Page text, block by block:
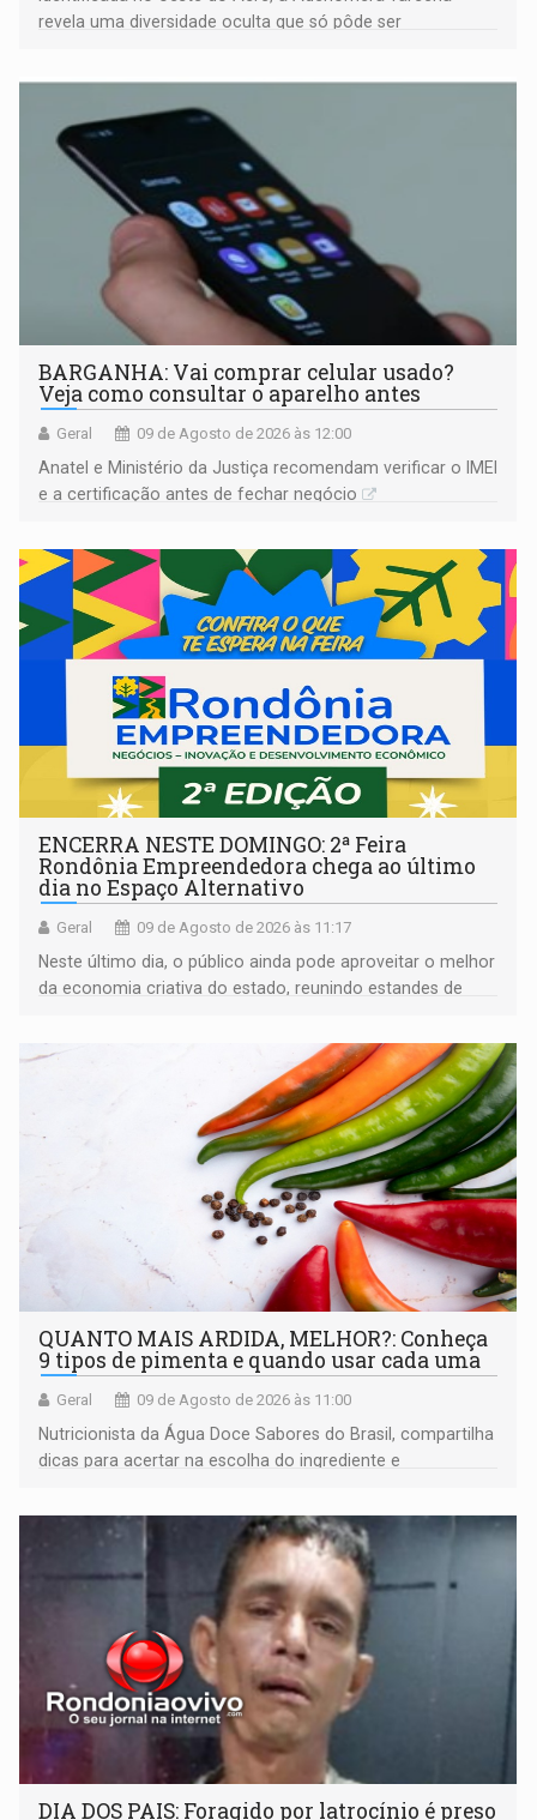
revela uma diversidade oculta que só pôde ser
BARGANHA: Vai comprar celular usado?
Veja como consultar o aparelho antes
Geral 09 de Agosto de 2026 às 12:00
Anatel e Ministério da Justiça recomendam verificar o IMEI
e a certificação antes de fechar negócio
ENCERRA NESTE DOMINGO: 2ª Feira
Rondônia Empreendedora chega ao último
dia no Espaço Alternativo
Geral 09 de Agosto de 2026 às 11:17
Neste último dia, o público ainda pode aproveitar o melhor
da economia criativa do estado, reunindo estandes de
QUANTO MAIS ARDIDA, MELHOR?: Conheça
9 tipos de pimenta e quando usar cada uma
Geral 09 de Agosto de 2026 às 11:00
Nutricionista da Água Doce Sabores do Brasil, compartilha
dicas para acertar na escolha do ingrediente e
DIA DOS PAIS: Foragido por latrocínio é preso